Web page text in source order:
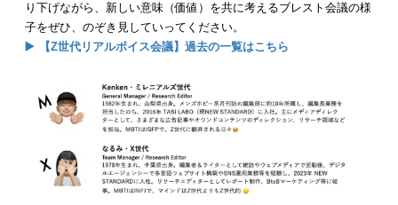
り下げながら、新しい意味（価値）を共に考えるブレスト会議の様
子をぜひ、のぞき見していってください。
▶️ 【Z世代リアルボイス会議】過去の一覧はこちら